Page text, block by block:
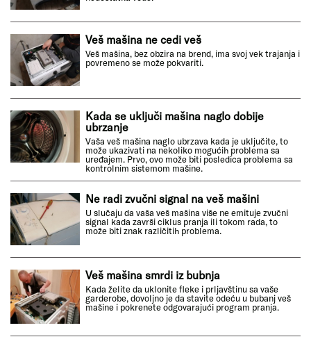
Veš mašina ne cedi veš
Veš mašina, bez obzira na brend, ima svoj vek trajanja i
povremeno se može pokvariti.
Kada se uključi mašina naglo dobije
ubrzanje
Vaša veš mašina naglo ubrzava kada je uključite, to
može ukazivati na nekoliko mogućih problema sa
uređajem. Prvo, ovo može biti posledica problema sa
kontrolnim sistemom mašine.
Ne radi zvučni signal na veš mašini
U slučaju da vaša veš mašina više ne emituje zvučni
signal kada završi ciklus pranja ili tokom rada, to
može biti znak različitih problema.
Veš mašina smrdi iz bubnja
Kada želite da uklonite fleke i prljavštinu sa vaše
garderobe, dovoljno je da stavite odeću u bubanj veš
mašine i pokrenete odgovarajući program pranja.